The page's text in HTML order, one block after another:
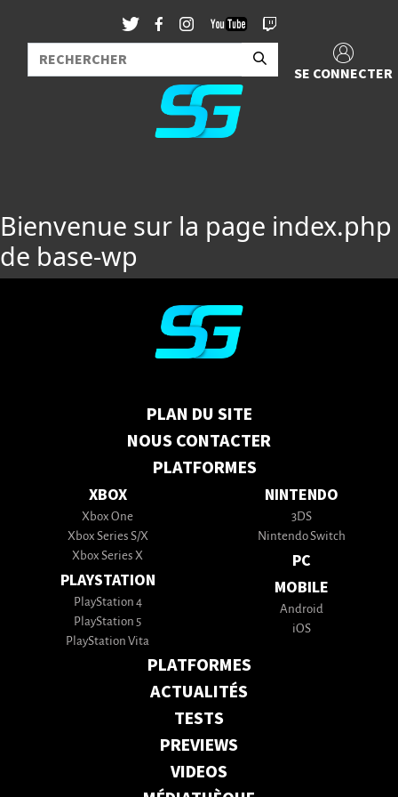
SE CONNECTER
Bienvenue sur la page index.php
de base-wp
PLAN DU SITE
NOUS CONTACTER
PLATFORMES
XBOX
Xbox One
Xbox Series S/X
Xbox Series X
PLAYSTATION
PlayStation 4
PlayStation 5
PlayStation Vita
NINTENDO
3DS
Nintendo Switch
PC
MOBILE
Android
iOS
PLATFORMES
ACTUALITÉS
TESTS
PREVIEWS
VIDEOS